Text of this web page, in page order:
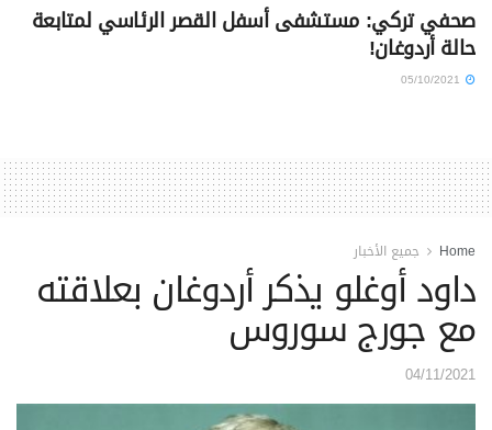
صحفي تركي: مستشفى أسفل القصر الرئاسي لمتابعة
حالة أردوغان!
Home جميع الأخبار
داود أوغلو يذكر أردوغان بعلاقته
مع جورج سوروس
04/11/2021